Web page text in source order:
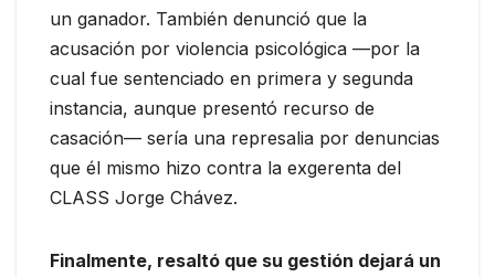
un ganador. También denunció que la
acusación por violencia psicológica —por la
cual fue sentenciado en primera y segunda
instancia, aunque presentó recurso de
casación— sería una represalia por denuncias
que él mismo hizo contra la exgerenta del
CLASS Jorge Chávez.
Finalmente, resaltó que su gestión dejará un